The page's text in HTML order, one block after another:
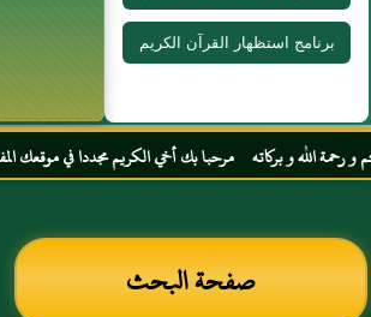
برنامج استظهار القرآن الكريم
بك أخي الكريم مجددا في موقعك المفضل المحجة
صفحة البحث